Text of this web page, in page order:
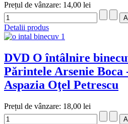
Prețul de vânzare: 14,00 lei
Detalii produs
DVD O întâlnire
Părintele Arsenie
Aspazia Oţel Petrescu
Prețul de vânzare: 18,00 lei